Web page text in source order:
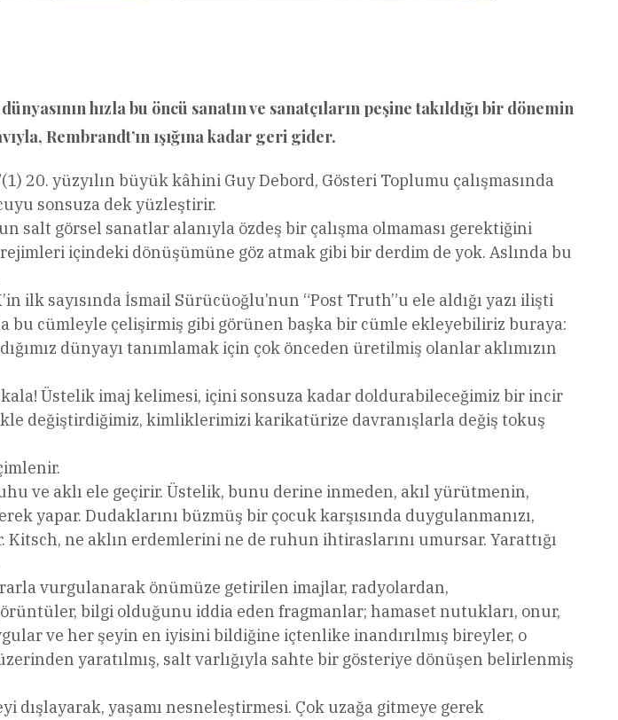
hızla bu öncü sanatın ve sanatçıların peşine takıldığı bir dönemin
Rembrandt’ın ışığına kadar geri gider.
20. yüzyılın büyük kâhini Guy Debord, Gösteri Toplumu çalışmasında
sonsuza dek yüzleştirir.
salt görsel sanatlar alanıyla özdeş bir çalışma olmaması gerektiğini
içindeki dönüşümüne göz atmak gibi bir derdim de yok. Aslında bu
sayısında İsmail Sürücüoğlu’nun “Post Truth”u ele aldığı yazı ilişti
bu cümleyle çelişirmiş gibi görünen başka bir cümle ekleyebiliriz buraya:
dünyayı tanımlamak için çok önceden üretilmiş olanlar aklımızın
Üstelik imaj kelimesi, içini sonsuza kadar doldurabileceğimiz bir incir
değiştirdiğimiz, kimliklerimizi karikatürize davranışlarla değiş tokuş
ve aklı ele geçirir. Üstelik, bunu derine inmeden, akıl yürütmenin,
yapar. Dudaklarını büzmüş bir çocuk karşısında duygulanmanızı,
ne aklın erdemlerini ne de ruhun ihtiraslarını umursar. Yarattığı
vurgulanarak önümüze getirilen imajlar, radyolardan,
bilgi olduğunu iddia eden fragmanlar; hamaset nutukları, onur,
ve her şeyin en iyisini bildiğine içtenlike inandırılmış bireyler, o
yaratılmış, salt varlığıyla sahte bir gösteriye dönüşen belirlenmiş
dışlayarak, yaşamı nesneleştirmesi. Çok uzağa gitmeye gerek